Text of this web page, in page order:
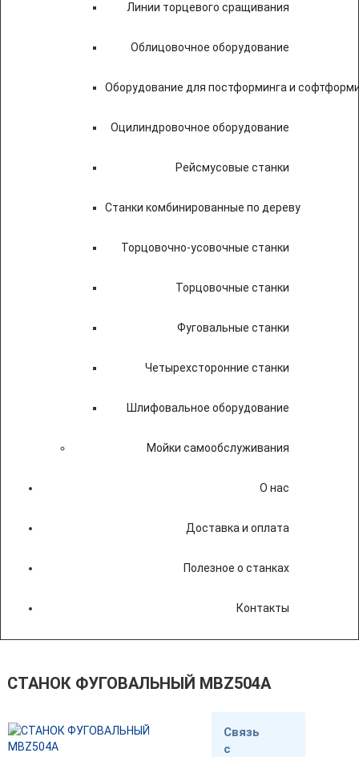
Линии торцевого сращивания
Облицовочное оборудование
Оборудование для постформинга и
Оцилиндровочное оборудование
Рейсмусовые станки
Станки комбинированные по дереву
Торцовочно-усовочные станки
Торцовочные станки
Фуговальные станки
Четырехсторонние станки
Шлифовальное оборудование
Мойки самообслуживания
О нас
Доставка и оплата
Полезное о станках
Контакты
СТАНОК ФУГОВАЛЬНЫЙ MBZ504A
Связь
с